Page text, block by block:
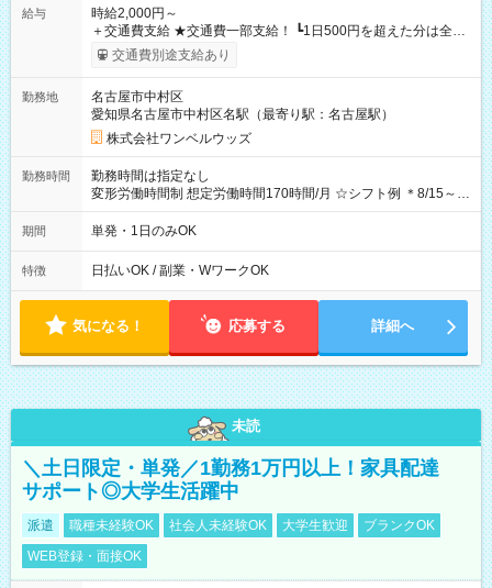
給与
時給2,000円～
＋交通費支給 ★交通費一部支給！ ┗1日500円を超えた分は全額
支給！ ※往復500円以内の方は自己負担となります ★日払い
OK！（規定あり） ┗働いたその日に現金GET♪ お仕事後はコン
期間なし
交通費別途支給あり
勤務地
名古屋市中村区
愛知県名古屋市中村区名駅（最寄り駅：名古屋駅）
株式会社ワンベルウッズ
勤務時間
勤務時間は指定なし
変形労働時間制 想定労働時間170時間/月 ☆シフト例 ＊8/15～
10/26 全日共通 08：00～12：00 17：00～21：00 ＊8/31
～9/19のみ下記シフトもあります！ 12：00～16：00 ＊9/6～
00
期間 単発・1日のみOK
特徴 日払いOK / 副業・WワークOK
気になる！ 応募する 詳細へ
未読
＼土日限定・単発／1勤務1万円以上！家具配達
サポート◎大学生活躍中
派遣 職種未経験OK 社会人未経験OK 大学生歓迎
ブランクOK
WEB登録・面接OK